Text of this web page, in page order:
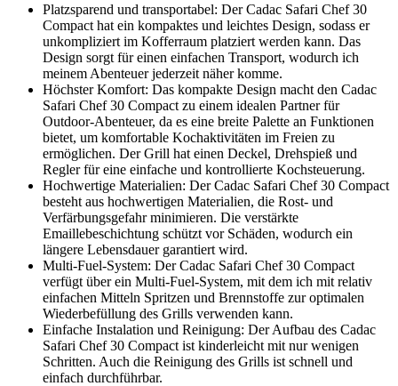
Platzsparend und transportabel: Der Cadac Safari Chef ‍30
Compact hat ein kompaktes und leichtes Design, sodass er
unkompliziert im Kofferraum platziert werden kann.⁣ Das
Design sorgt für einen einfachen Transport, wodurch ​ich‍
meinem Abenteuer jederzeit näher komme.
Höchster Komfort: Das kompakte ⁤Design macht den Cadac
Safari Chef 30 Compact zu einem idealen Partner für
Outdoor-Abenteuer, da es eine breite Palette an Funktionen
bietet, um komfortable Kochaktivitäten im Freien zu
ermöglichen. Der Grill hat einen Deckel, Drehspieß und
Regler für eine einfache und​ kontrollierte Kochsteuerung.
Hochwertige Materialien: Der ⁢Cadac Safari Chef 30 Compact
besteht aus hochwertigen Materialien, die Rost- und
Verfärbungsgefahr minimieren. Die verstärkte
Emaillebeschichtung schützt ‌vor Schäden, wodurch ein
⁢längere Lebensdauer ‌garantiert wird.
Multi-Fuel-System: ⁤Der Cadac Safari⁣ Chef 30 Compact
verfügt ​über ein Multi-Fuel-System, mit dem ich⁢ mit relativ
einfachen Mitteln⁤ Spritzen und Brennstoffe zur ‍optimalen
Wiederbefüllung des Grills verwenden kann.
Einfache Instalation und Reinigung: Der Aufbau des Cadac
Safari Chef 30 Compact ist​ kinderleicht ‍mit nur wenigen
Schritten. Auch die Reinigung des Grills ist schnell und
einfach durchführbar.